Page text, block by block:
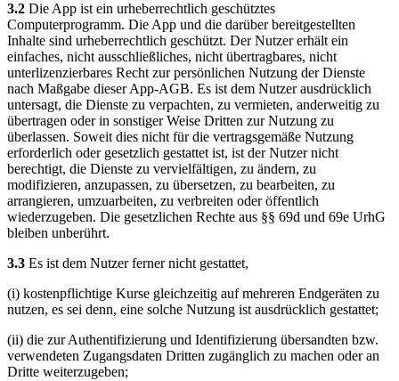
3.2 Die App ist ein urheberrechtlich geschütztes
Computerprogramm. Die App und die darüber bereitgestellten
Inhalte sind urheberrechtlich geschützt. Der Nutzer erhält ein
einfaches, nicht ausschließliches, nicht übertragbares, nicht
unterlizenzierbares Recht zur persönlichen Nutzung der Dienste
nach Maßgabe dieser App-AGB. Es ist dem Nutzer ausdrücklich
untersagt, die Dienste zu verpachten, zu vermieten, anderweitig zu
übertragen oder in sonstiger Weise Dritten zur Nutzung zu
überlassen. Soweit dies nicht für die vertragsgemäße Nutzung
erforderlich oder gesetzlich gestattet ist, ist der Nutzer nicht
berechtigt, die Dienste zu vervielfältigen, zu ändern, zu
modifizieren, anzupassen, zu übersetzen, zu bearbeiten, zu
arrangieren, umzuarbeiten, zu verbreiten oder öffentlich
wiederzugeben. Die gesetzlichen Rechte aus §§ 69d und 69e UrhG
bleiben unberührt.
3.3 Es ist dem Nutzer ferner nicht gestattet,
(i) kostenpflichtige Kurse gleichzeitig auf mehreren Endgeräten zu
nutzen, es sei denn, eine solche Nutzung ist ausdrücklich gestattet;
(ii) die zur Authentifizierung und Identifizierung übersandten bzw.
verwendeten Zugangsdaten Dritten zugänglich zu machen oder an
Dritte weiterzugeben;